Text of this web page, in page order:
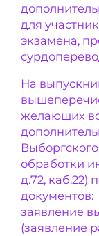
для
экзамена,
На
желающих
обработки
д.72, каб.22)
документов:
заявление
(заявление